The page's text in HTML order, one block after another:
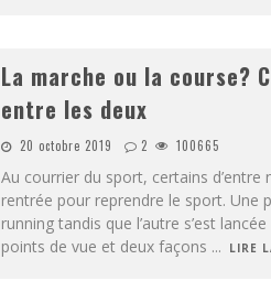
La marche ou la course?
entre les deux
20 octobre 2019 2 100665
Au courrier du sport, certains
rentrée pour reprendre le sport. Une
running tandis que l’autre s’est
points de vue et deux façons ... LIRE